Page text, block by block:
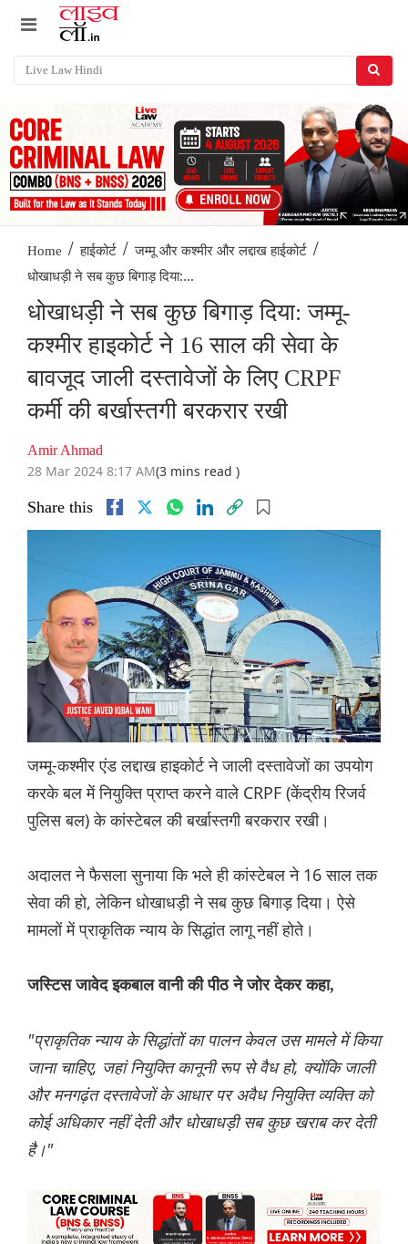
Home / हाईकोर्ट / जम्मू और कश्मीर और लद्दाख हाईकोर्ट /
धोखाधड़ी ने सब कुछ बिगाड़ दिया:...
धोखाधड़ी ने सब कुछ बिगाड़ दिया: जम्मू-
कश्मीर हाइकोर्ट ने 16 साल की सेवा के
बावजूद जाली दस्तावेजों के लिए CRPF
कर्मी की बर्खास्तगी बरकरार रखी
Amir Ahmad
28 Mar 2024 8:17 AM(3 mins read )
Share this
जम्मू-कश्मीर एंड लद्दाख हाइकोर्ट ने जाली दस्तावेजों का उपयोग
करके बल में नियुक्ति प्राप्त करने वाले CRPF (केंद्रीय रिजर्व
पुलिस बल) के कांस्टेबल की बर्खास्तगी बरकरार रखी।
अदालत ने फैसला सुनाया कि भले ही कांस्टेबल ने 16 साल तक
सेवा की हो, लेकिन धोखाधड़ी ने सब कुछ बिगाड़ दिया। ऐसे
मामलों में प्राकृतिक न्याय के सिद्धांत लागू नहीं होते।
जस्टिस जावेद इकबाल वानी की पीठ ने जोर देकर कहा,
"प्राकृतिक न्याय के सिद्धांतों का पालन केवल उस मामले में किया
जाना चाहिए, जहां नियुक्ति कानूनी रूप से वैध हो, क्योंकि जाली
और मनगढ़ंत दस्तावेजों के आधार पर अवैध नियुक्ति व्यक्ति को
कोई अधिकार नहीं देती और धोखाधड़ी सब कुछ खराब कर देती
है।"